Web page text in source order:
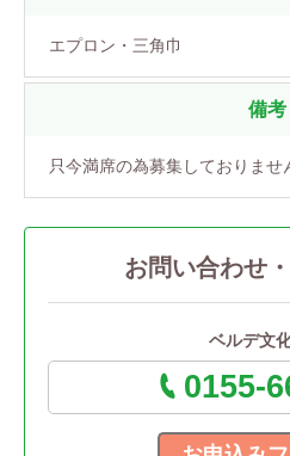
エプロン・三角巾
備考
只今満席の為募集しておりませ
お問い合わせ
ベルデ文
0155-